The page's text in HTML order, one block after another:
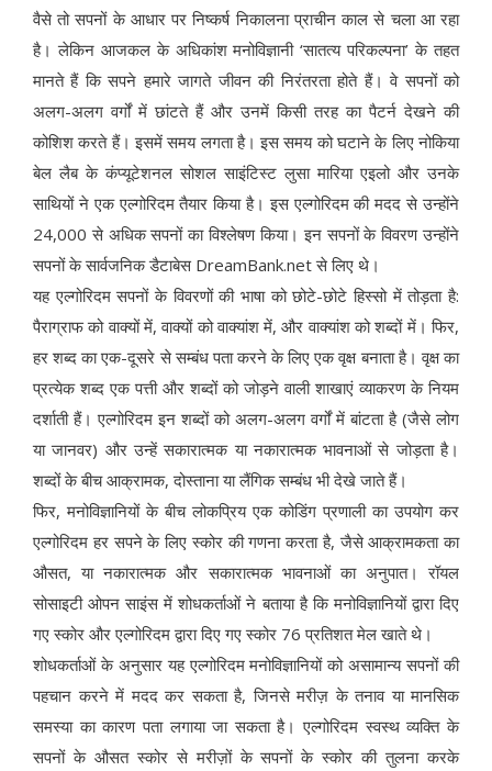
वैसे तो सपनों के आधार पर निष्कर्ष निकालना प्राचीन काल से चला आ रहा
है। लेकिन आजकल के अधिकांश मनोविज्ञानी ‘सातत्य परिकल्पना’ के तहत
मानते हैं कि सपने हमारे जागते जीवन की निरंतरता होते हैं। वे सपनों को
अलग-अलग वर्गों में छांटते हैं और उनमें किसी तरह का पैटर्न देखने की
कोशिश करते हैं। इसमें समय लगता है। इस समय को घटाने के लिए नोकिया
बेल लैब के कंप्यूटेशनल सोशल साइंटिस्ट लुसा मारिया एइलो और उनके
साथियों ने एक एल्गोरिदम तैयार किया है। इस एल्गोरिदम की मदद से उन्होंने
24,000 से अधिक सपनों का विश्लेषण किया। इन सपनों के विवरण उन्होंने
सपनों के सार्वजनिक डैटाबेस DreamBank.net से लिए थे।
यह एल्गोरिदम सपनों के विवरणों की भाषा को छोटे-छोटे हिस्सो में तोड़ता है:
पैराग्राफ को वाक्यों में, वाक्यों को वाक्यांश में, और वाक्यांश को शब्दों में। फिर,
हर शब्द का एक-दूसरे से सम्बंध पता करने के लिए एक वृक्ष बनाता है। वृक्ष का
प्रत्येक शब्द एक पत्ती और शब्दों को जोड़ने वाली शाखाएं व्याकरण के नियम
दर्शाती हैं। एल्गोरिदम इन शब्दों को अलग-अलग वर्गों में बांटता है (जैसे लोग
या जानवर) और उन्हें सकारात्मक या नकारात्मक भावनाओं से जोड़ता है।
शब्दों के बीच आक्रामक, दोस्ताना या लैंगिक सम्बंध भी देखे जाते हैं।
फिर, मनोविज्ञानियों के बीच लोकप्रिय एक कोडिंग प्रणाली का उपयोग कर
एल्गोरिदम हर सपने के लिए स्कोर की गणना करता है, जैसे आक्रामकता का
औसत, या नकारात्मक और सकारात्मक भावनाओं का अनुपात। रॉयल
सोसाइटी ओपन साइंस में शोधकर्ताओं ने बताया है कि मनोविज्ञानियों द्वारा दिए
गए स्कोर और एल्गोरिदम द्वारा दिए गए स्कोर 76 प्रतिशत मेल खाते थे।
शोधकर्ताओं के अनुसार यह एल्गोरिदम मनोविज्ञानियों को असामान्य सपनों की
पहचान करने में मदद कर सकता है, जिनसे मरीज़ के तनाव या मानसिक
समस्या का कारण पता लगाया जा सकता है। एल्गोरिदम स्वस्थ व्यक्ति के
सपनों के औसत स्कोर से मरीज़ों के सपनों के स्कोर की तुलना करके